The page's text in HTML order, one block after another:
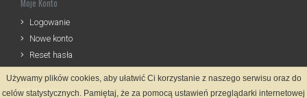
Moje Konto
Logowanie
Nowe konto
Reset hasła
Informacje
Używamy plików cookies, aby ułatwić Ci korzystanie z naszego serwisu oraz do
celów statystycznych. Pamiętaj, że za pomocą ustawień przeglądarki internetowej